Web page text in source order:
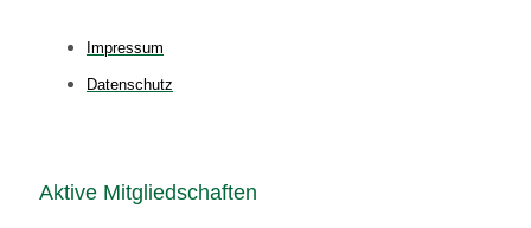
Impressum
Datenschutz
Aktive Mitgliedschaften